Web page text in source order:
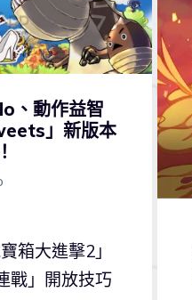
、動作益智
」新版本
箱大進擊2」
戰」開放技巧